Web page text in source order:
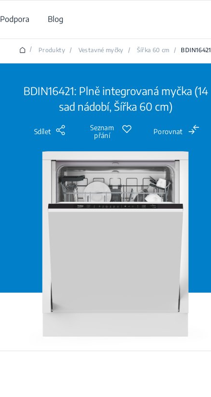
Podpora Blog
/ Produkty / Vestavné myčky / Šířka 60 cm / BDIN16421
BDIN16421: Plně integrovaná myčka (14
sad nádobí, Šířka 60 cm)
Sdílet
Seznam
přání
Porovnat